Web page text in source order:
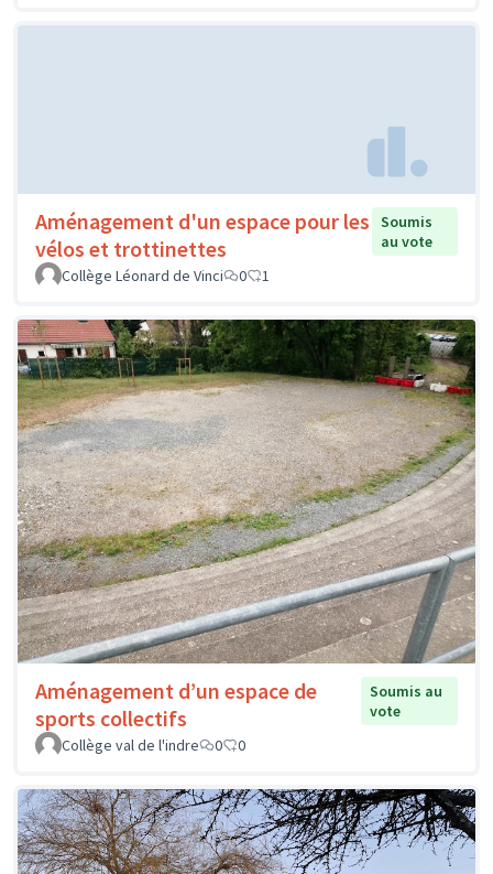
Aménagement d'un espace pour les
vélos et trottinettes
Soumis
au vote
Collège Léonard de Vinci
0 1
Aménagement d’un espace de
sports collectifs
Soumis au
vote
Collège val de l'indre
0 0